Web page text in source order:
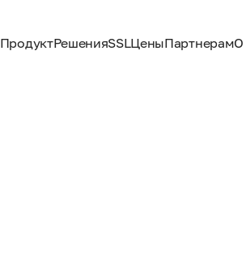
ПродуктРешенияSSLЦеныПартнерамО